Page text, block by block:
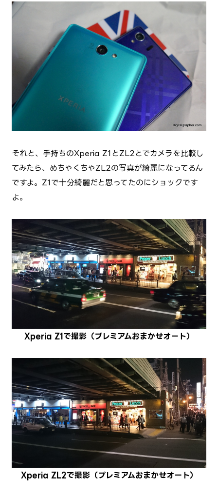
それと、手持ちのXperia Z1とZL2とでカメラを比較し
てみたら、めちゃくちゃZL2の写真が綺麗になってるん
ですよ。Z1で十分綺麗だと思ってたのにショックです
よ。
Xperia Z1で撮影（プレミアムおまかせオート）
Xperia ZL2で撮影（プレミアムおまかせオート）